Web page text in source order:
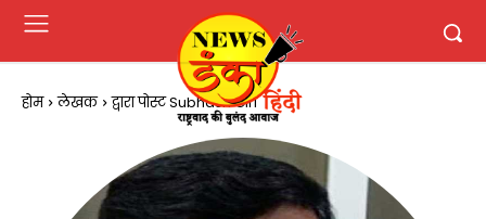
होम लेखक द्वारा पोस्ट Subhash Giri